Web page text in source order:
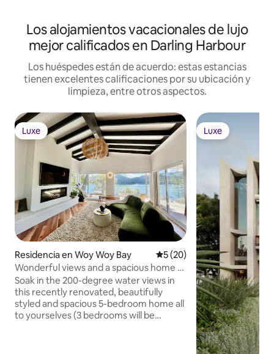
Los alojamientos vacacionales de lujo
mejor calificados en Darling Harbour
Los huéspedes están de acuerdo: estas estancias
tienen excelentes calificaciones por su ubicación y
limpieza, entre otros aspectos.
Luxe
Luxe
Residencia en Woy Woy Bay Calificación promedio: 5 de
5 (20)
Wonderful views and a spacious home -
all for you!
Soak in the 200-degree water views in
this recently renovated, beautifully
styled and spacious 5-bedroom home all
to yourselves (3 bedrooms will be
Luxe
Luxe